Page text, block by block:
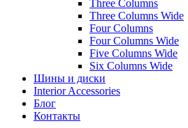
Three Columns
Three Columns Wide
Four Columns
Four Columns Wide
Five Columns Wide
Six Columns Wide
Шины и диски
Interior Accessories
Блог
Контакты